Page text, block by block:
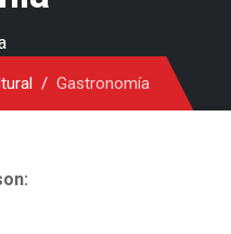
Gastronomía